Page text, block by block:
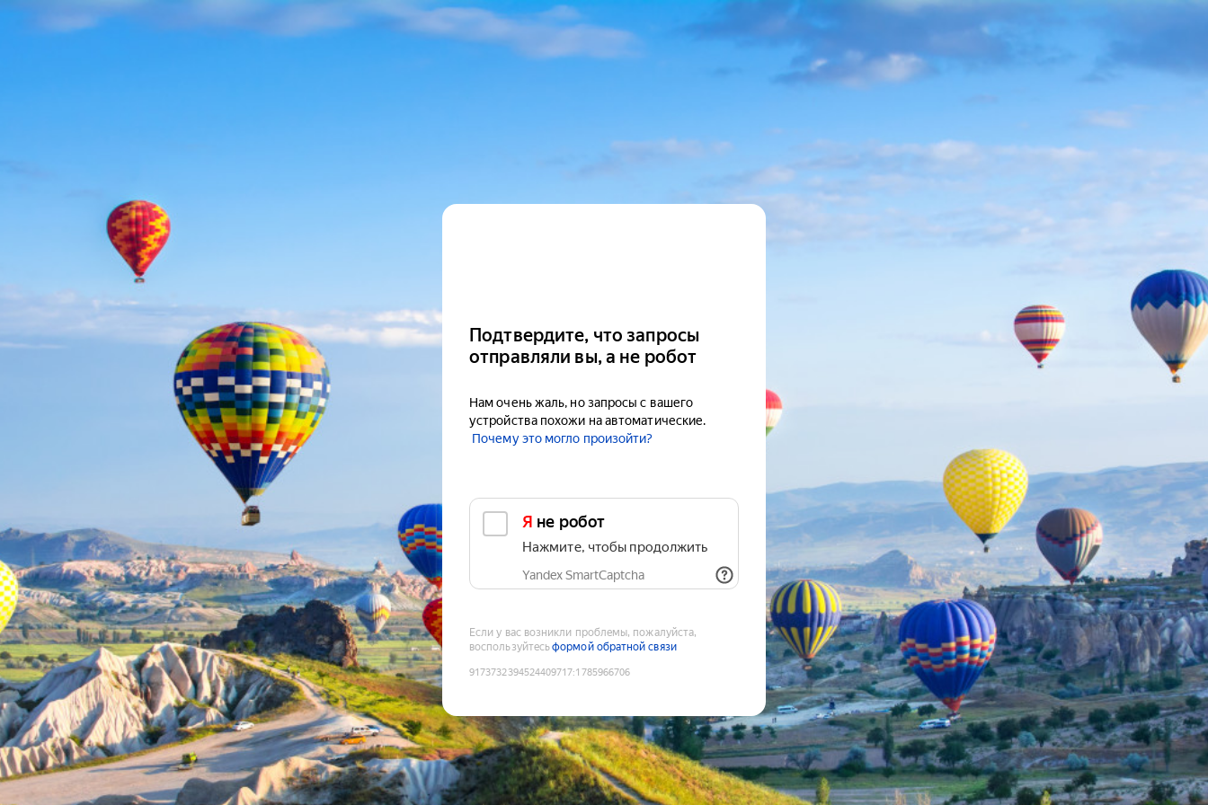
Подтвердите, что запросы
отправляли вы, а не робот
Нам очень жаль, но запросы с вашего
устройства похожи на автоматические.
Почему это могло произойти?
Я не робот
Нажмите, чтобы продолжить
Yandex SmartCaptcha
Если у вас возникли проблемы, пожалуйста,
воспользуйтесьформой обратной связи
9173732394524409717:1785966706